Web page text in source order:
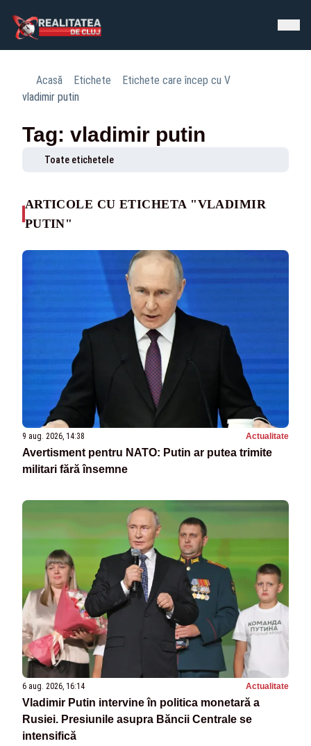
Acasă Etichete
Etichete care încep cu V
vladimir putin
Tag: vladimir putin
Toate etichetele
ARTICOLE CU ETICHETA "VLADIMIR
PUTIN"
9 aug. 2026, 14:38 Actualitate
Avertisment pentru NATO: Putin ar putea trimite
militari fără însemne
6 aug. 2026, 16:14 Actualitate
Vladimir Putin intervine în politica monetară a
Rusiei. Presiunile asupra Băncii Centrale se
intensifică